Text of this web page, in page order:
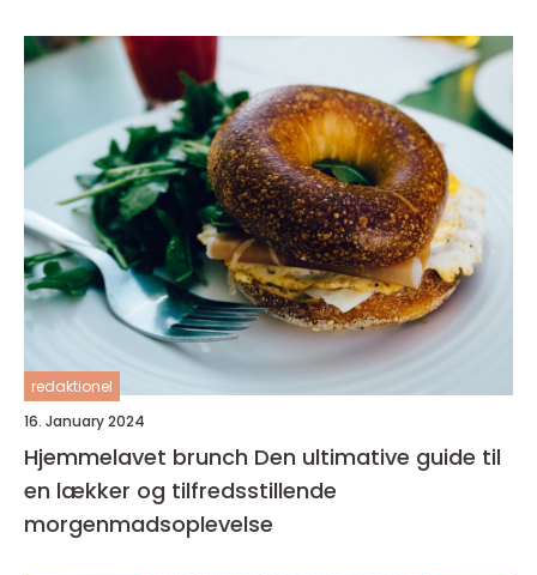
redaktionel
16. January 2024
Hjemmelavet brunch Den ultimative guide til
en lækker og tilfredsstillende
morgenmadsoplevelse